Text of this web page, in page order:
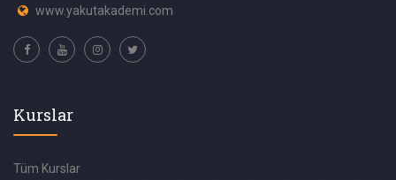
www.yakutakademi.com
Kurslar
Tüm Kurslar